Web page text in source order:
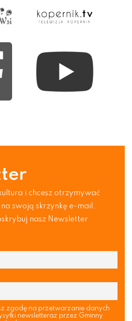
i chcesz otrzymywać
swoją skrzynkę e-mail.
nasz Newsletter
zgodę na przetwarzanie danych
newsletteraz przez Gminny